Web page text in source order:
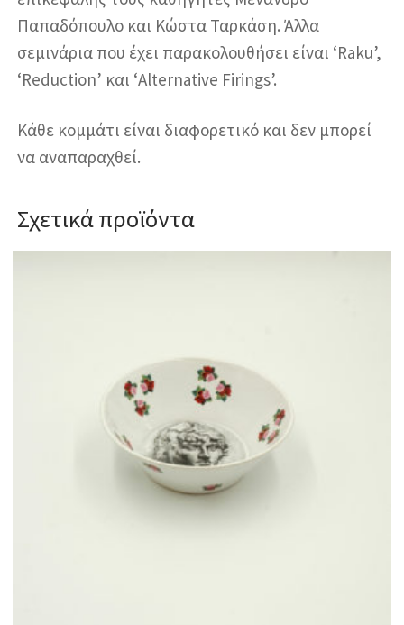
Παπαδόπουλο και Κώστα Ταρκάση. Άλλα
σεμινάρια που έχει παρακολουθήσει είναι ‘Raku’,
‘Reduction’ και ‘Alternative Firings’.
Κάθε κομμάτι είναι διαφορετικό και δεν μπορεί
να αναπαραχθεί.
Σχετικά προϊόντα